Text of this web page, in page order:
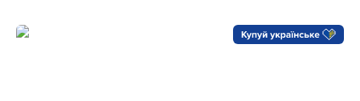
Кросовер X Power XP103